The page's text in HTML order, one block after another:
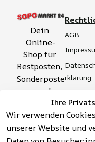
Ihre
Wir verwenden
unserer Website und
Dein
Online-
Shop für
Restposten,
Sonderposte
n und
Aktionsartik
el rund um
Werkzeuge,
Garten,
AGB
rklärung
t